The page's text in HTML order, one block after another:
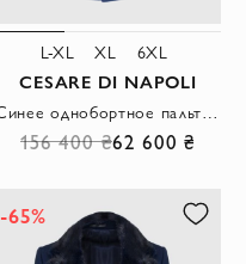
L-XL XL 6XL
CESARE DI NAPOLI
Синее однобортное пальто из кашемира с роскошной отделкой из меха норки
156 400 ₴62 600 ₴
-65%